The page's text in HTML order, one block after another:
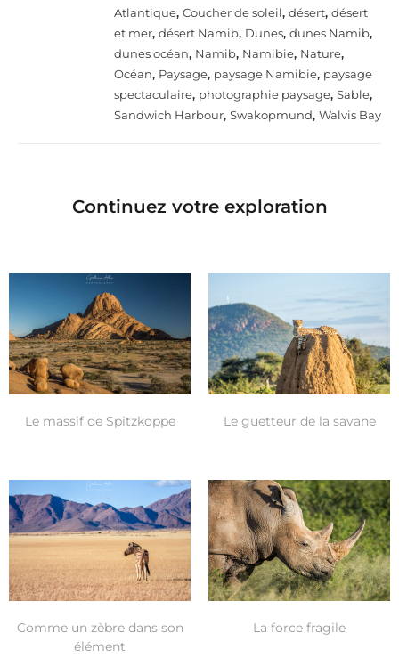
Atlantique, Coucher de soleil, désert, désert
et mer, désert Namib, Dunes, dunes Namib,
dunes océan, Namib, Namibie, Nature,
Océan, Paysage, paysage Namibie, paysage
spectaculaire, photographie paysage, Sable,
Sandwich Harbour, Swakopmund, Walvis Bay
Continuez votre exploration
Le massif de Spitzkoppe Le guetteur de la savane
Comme un zèbre dans son
élément
La force fragile